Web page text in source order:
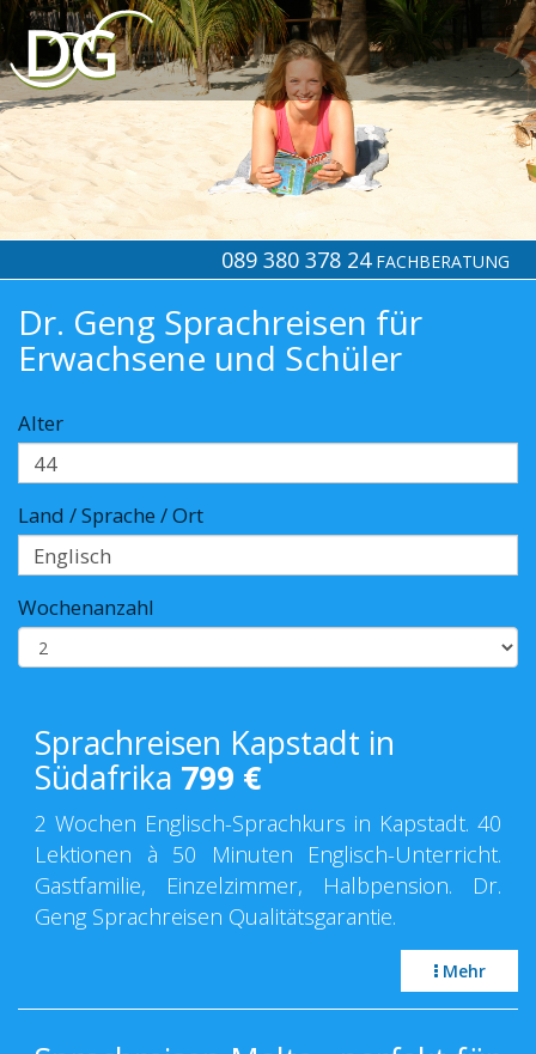
089 380 378 24 FACHBERATUNG
Dr. Geng Sprachreisen für
Erwachsene und Schüler
Alter
Land / Sprache / Ort
Wochenanzahl
Sprachreisen Kapstadt in
Südafrika 799 €
2 Wochen Englisch-Sprachkurs in Kapstadt. 40
Lektionen à 50 Minuten Englisch-Unterricht.
Gastfamilie, Einzelzimmer, Halbpension. Dr.
Geng Sprachreisen Qualitätsgarantie.
Mehr